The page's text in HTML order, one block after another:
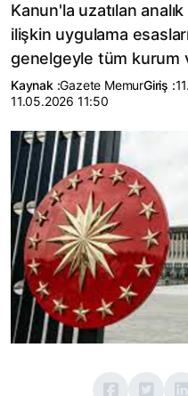
Kanun'la uzatılan
ilişkin uygulama
genelgeyle tüm kurum
Kaynak :Gazete MemurGiriş :
11.05.2026 11:50